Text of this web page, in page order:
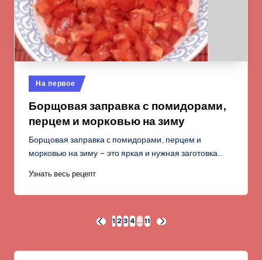
Опубликовано
в
На первое
Борщовая заправка с помидорами,
перцем и морковью на зиму
Борщовая заправка с помидорами, перцем и
морковью на зиму – это яркая и нужная заготовка…
Узнать весь рецепт
Пагинация
записей
ПРЕД.
1 2 3 4 … 11
СЛЕД.